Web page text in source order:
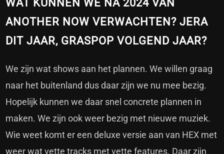
WAT KUNNEN WE NA 2024 VAN
ANOTHER NOW VERWACHTEN? JERA
DIT JAAR, GRASPOP VOLGEND JAAR?
We zijn wat shows aan het plannen. We willen graag
naar het buitenland dus daar zijn we nu mee bezig.
Hopelijk kunnen we daar snel concrete plannen in
maken. We zijn ook weer bezig met nieuwe muziek.
Wie weet komt er een deluxe versie aan van HEX met
weer wat vette tracks met vette features. Daar zijn